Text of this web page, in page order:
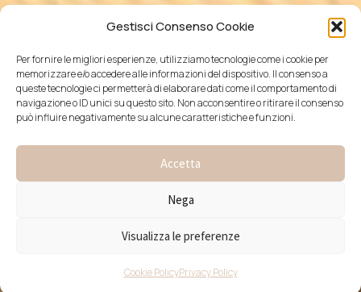
Gestisci Consenso Cookie
Per fornire le migliori esperienze, utilizziamo tecnologie come i cookie per
memorizzare e/o accedere alle informazioni del dispositivo. Il consenso a
queste tecnologie ci permetterà di elaborare dati come il comportamento di
navigazione o ID unici su questo sito. Non acconsentire o ritirare il consenso
può influire negativamente su alcune caratteristiche e funzioni.
Accetta
Nega
Visualizza le preferenze
Cookie PolicyPrivacy Policy